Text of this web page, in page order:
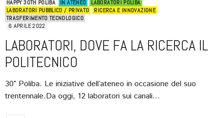
HAPPY 30TH POLIBA IN ATENEO
LABORATORI POLIBA
LABORATORI PUBBLICO / PRIVATO
RICERCA E INNOVAZIONE
TRASFERIMENTO TECNOLOGICO
6 APRILE 2022
LABORATORI, DOVE FA LA RICERCA IL
POLITECNICO
30° Poliba. Le iniziative dell’ateneo in occasione del suo
trentennale.Da oggi, 12 laboratori sui canali…